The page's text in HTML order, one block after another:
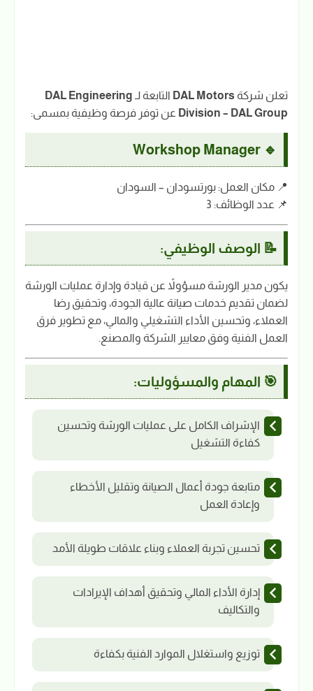
تعلن شركة DAL Motors التابعة لـ DAL Engineering
Division – DAL Group عن توفر فرصة وظيفية بمسمى:
🔹 Workshop Manager
📍 مكان العمل: بورتسودان – السودان
📌 عدد الوظائف: 3
📝 الوصف الوظيفي:
يكون مدير الورشة مسؤولاً عن قيادة وإدارة عمليات الورشة
لضمان تقديم خدمات صيانة عالية الجودة، وتحقيق رضا
العملاء، وتحسين الأداء التشغيلي والمالي، مع تطوير فرق
العمل الفنية وفق معايير الشركة والمصنع.
🎯 المهام والمسؤوليات:
الإشراف الكامل على عمليات الورشة وتحسين
كفاءة التشغيل
متابعة جودة أعمال الصيانة وتقليل الأخطاء
وإعادة العمل
تحسين تجربة العملاء وبناء علاقات طويلة الأمد
إدارة الأداء المالي وتحقيق أهداف الإيرادات
والتكاليف
توزيع واستغلال الموارد الفنية بكفاءة